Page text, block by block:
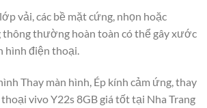
vải, các bề mặt cứng, nhọn hoặc
thường hoàn toàn có thể gây xước
hình điện thoại.
Thay màn hình, Ép kính cảm ứng, thay
vivo Y22s 8GB giá tốt tại Nha Trang